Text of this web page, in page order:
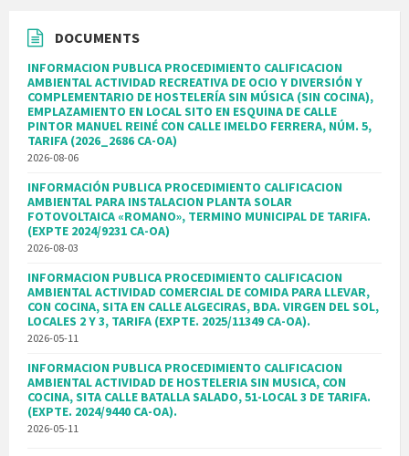
DOCUMENTS
INFORMACION PUBLICA PROCEDIMIENTO CALIFICACION
AMBIENTAL ACTIVIDAD RECREATIVA DE OCIO Y DIVERSIÓN Y
COMPLEMENTARIO DE HOSTELERÍA SIN MÚSICA (SIN COCINA),
EMPLAZAMIENTO EN LOCAL SITO EN ESQUINA DE CALLE
PINTOR MANUEL REINÉ CON CALLE IMELDO FERRERA, NÚM. 5,
TARIFA (2026_2686 CA-OA)
2026-08-06
INFORMACIÓN PUBLICA PROCEDIMIENTO CALIFICACION
AMBIENTAL PARA INSTALACION PLANTA SOLAR
FOTOVOLTAICA «ROMANO», TERMINO MUNICIPAL DE TARIFA.
(EXPTE 2024/9231 CA-OA)
2026-08-03
INFORMACION PUBLICA PROCEDIMIENTO CALIFICACION
AMBIENTAL ACTIVIDAD COMERCIAL DE COMIDA PARA LLEVAR,
CON COCINA, SITA EN CALLE ALGECIRAS, BDA. VIRGEN DEL SOL,
LOCALES 2 Y 3, TARIFA (EXPTE. 2025/11349 CA-OA).
2026-05-11
INFORMACION PUBLICA PROCEDIMIENTO CALIFICACION
AMBIENTAL ACTIVIDAD DE HOSTELERIA SIN MUSICA, CON
COCINA, SITA CALLE BATALLA SALADO, 51-LOCAL 3 DE TARIFA.
(EXPTE. 2024/9440 CA-OA).
2026-05-11